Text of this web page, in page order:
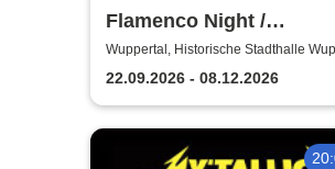
Flamenco Night /
Flamencomanía Tour
Deutschlands größte
Flamenco-Tournee
Wuppertal, Historische Stadthalle
22.09.2026 - 08.12.2026